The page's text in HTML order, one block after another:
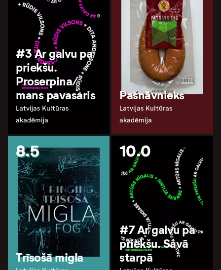
#3 Ar galvu pa
priekšu.
Proserpina/
mans pavasaris
Latvijas Kultūras
akadēmija
Pašnāvnieks
Latvijas Kultūras
akadēmija
8.5
Trīsošā migla
10.0
#7 Ar galvu pa
priekšu. Savā
starpā